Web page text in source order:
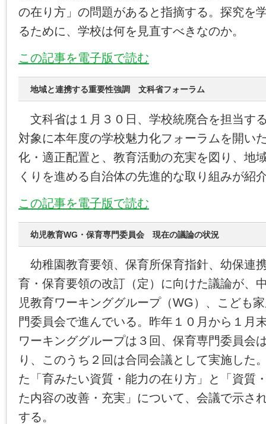
の在り方」の問題があると指摘する。探究を
るために、学校は何を見直すべきなのか。
この記事を電子版で読む
地域と連携する重要性強調 文科省フォーラム
文科省は１月３０日、学校統廃合を担当す
対象に本年度の学校魅力化フォーラムを開い
化・適正配置と、教育活動の充実を図り、地
くりを進める自治体の先進的な取り組みが紹
この記事を電子版で読む
幼児教育WG・保育専門委員会 現在の議論の状況
幼稚園教育要領、保育所保育指針、幼保連
育・保育要領の改訂（定）に向けた議論が、
児教育ワーキンググループ（WG）、こども
門委員会で進んでいる。昨年１０月から１月
ワーキンググループは３回、保育専門委員会
り、このうち２回は合同会議として実施した
た「育みたい資質・能力の在り方」と「資質
た内容の改善・充実」について、会議で示さ
する。